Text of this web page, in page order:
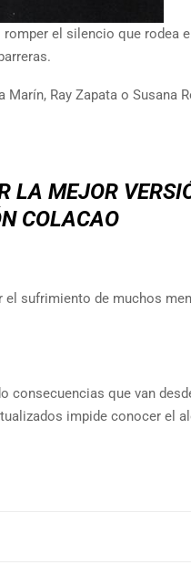
el silencio que rodea el
Ray Zapata o Susana
LA MEJOR
COLACAO
el sufrimiento de muchos
consecuencias que van
impide conocer el